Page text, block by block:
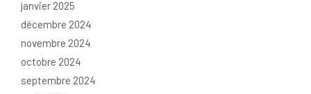
janvier 2025
décembre 2024
novembre 2024
octobre 2024
septembre 2024